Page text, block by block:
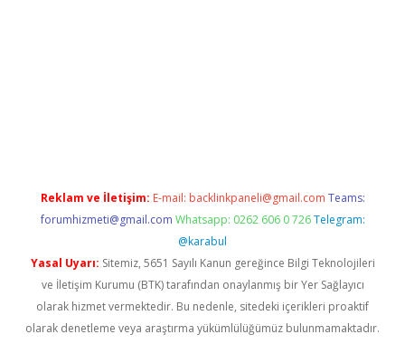
Reklam ve İletişim: E-mail: backlinkpaneli@gmail.com Teams:
forumhizmeti@gmail.com Whatsapp: 0262 606 0 726 Telegram:
@karabul
Yasal Uyarı: Sitemiz, 5651 Sayılı Kanun gereğince Bilgi Teknolojileri
ve İletişim Kurumu (BTK) tarafından onaylanmış bir Yer Sağlayıcı
olarak hizmet vermektedir. Bu nedenle, sitedeki içerikleri proaktif
olarak denetleme veya araştırma yükümlülüğümüz bulunmamaktadır.